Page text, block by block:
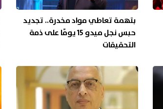
بتهمة تعاطي مواد مخدرة.. تجديد
حبس نجل ميدو 15 يومًا على ذمة
التحقيقات